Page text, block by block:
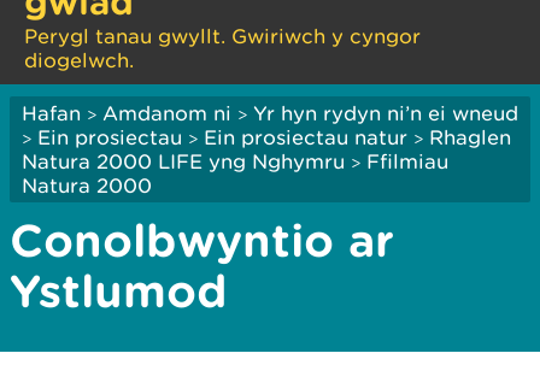
Perygl tanau gwyllt. Gwiriwch y cyngor
diogelwch.
Hafan > Amdanom ni > Yr hyn rydyn ni’n ei wneud
> Ein prosiectau > Ein prosiectau natur > Rhaglen
Natura 2000 LIFE yng Nghymru > Ffilmiau
Natura 2000
Conolbwyntio ar
Ystlumod